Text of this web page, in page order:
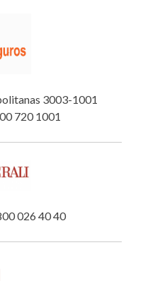
3003-1001
720 1001
026 40 40